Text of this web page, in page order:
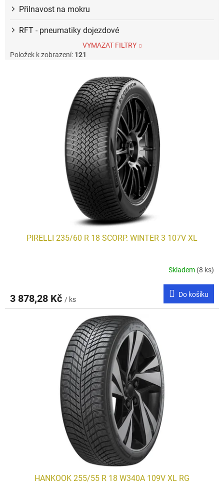
Přilnavost na mokru
RFT - pneumatiky dojezdové
VYMAZAT FILTRY
Položek k zobrazení: 121
PIRELLI 235/60 R 18 SCORP. WINTER 3 107V XL
Skladem (8 ks)
3 878,28 Kč / ks
Do košíku
HANKOOK 255/55 R 18 W340A 109V XL RG